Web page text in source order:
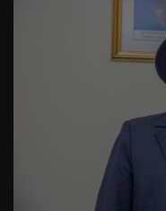
Infos d'ailleurs